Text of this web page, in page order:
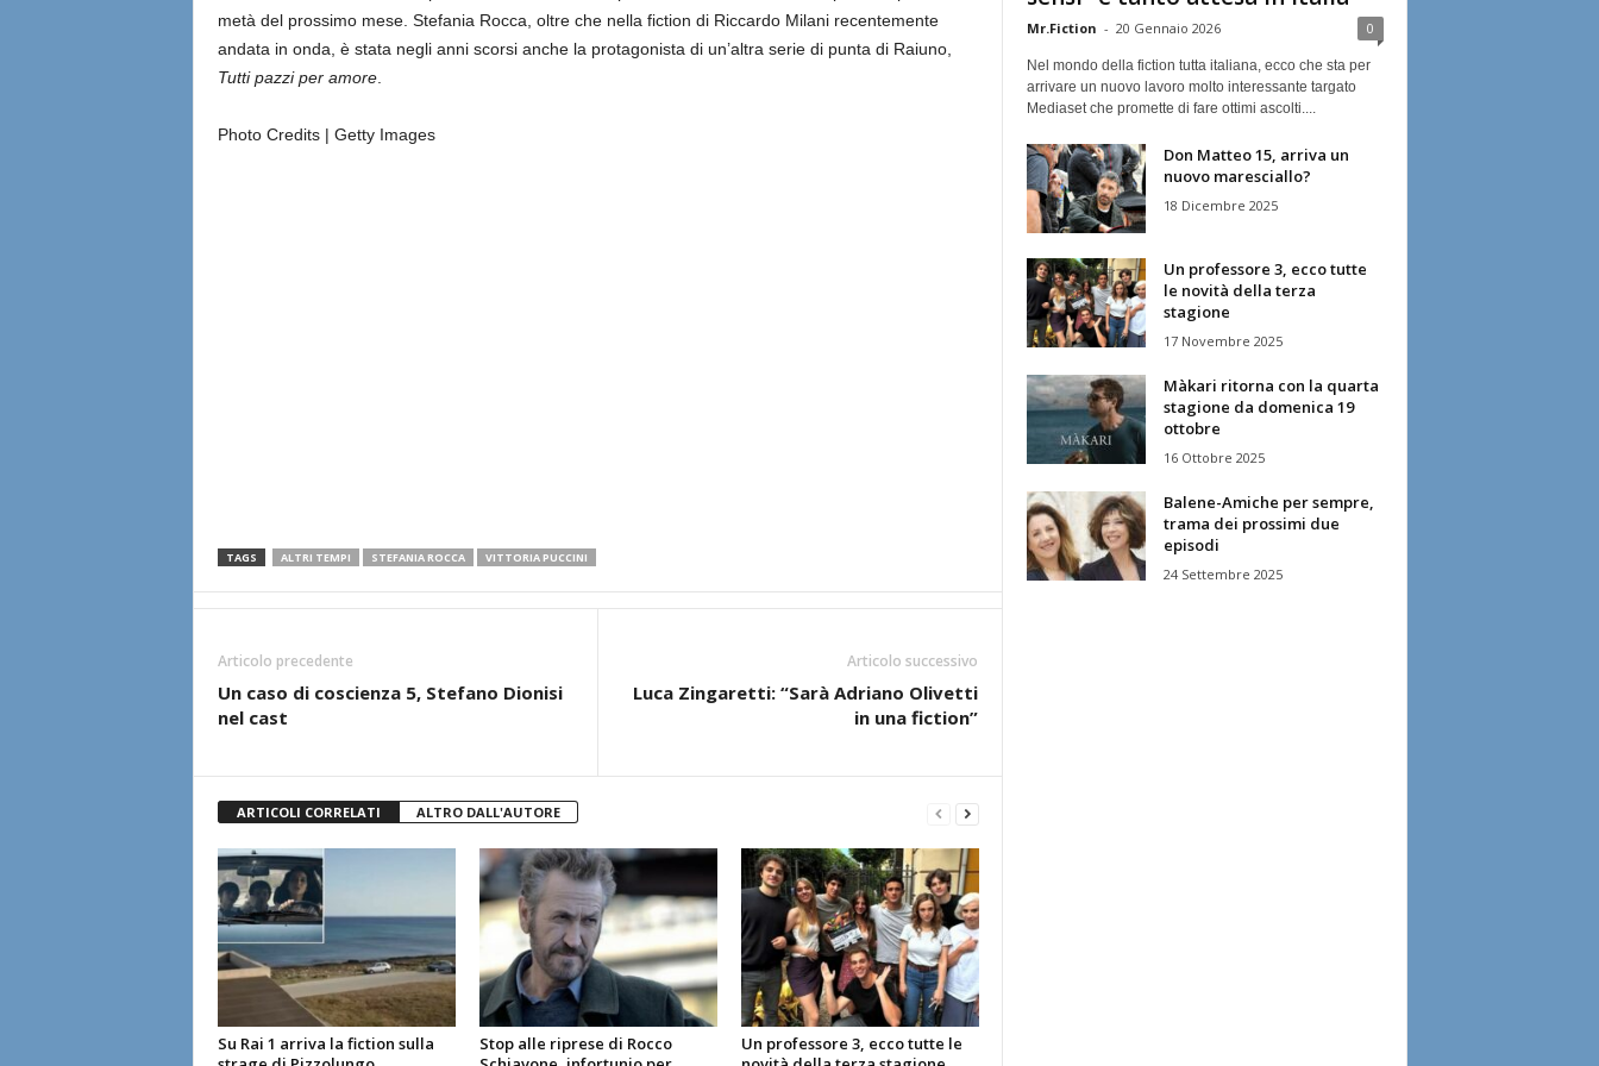
metà del prossimo mese. Stefania Rocca, oltre che nella fiction di Riccardo Milani recentemente
andata in onda, è stata negli anni scorsi anche la protagonista di un’altra serie di punta di Raiuno,
Tutti pazzi per amore.
Photo Credits | Getty Images
TAGS ALTRI TEMPI STEFANIA ROCCA VITTORIA PUCCINI
Articolo precedente
Un caso di coscienza 5, Stefano Dionisi
nel cast
Articolo successivo
Luca Zingaretti: “Sarà Adriano Olivetti
in una fiction”
ARTICOLI CORRELATI ALTRO DALL'AUTORE
Su Rai 1 arriva la fiction sulla
Stop alle riprese di Rocco
Un professore 3, ecco tutte le
Mr.Fiction - 20 Gennaio 2026 0
Nel mondo della fiction tutta italiana, ecco che sta per
arrivare un nuovo lavoro molto interessante targato
Mediaset che promette di fare ottimi ascolti....
Don Matteo 15, arriva un
nuovo maresciallo?
18 Dicembre 2025
Un professore 3, ecco tutte
le novità della terza
stagione
17 Novembre 2025
Màkari ritorna con la quarta
stagione da domenica 19
ottobre
16 Ottobre 2025
Balene-Amiche per sempre,
trama dei prossimi due
episodi
24 Settembre 2025